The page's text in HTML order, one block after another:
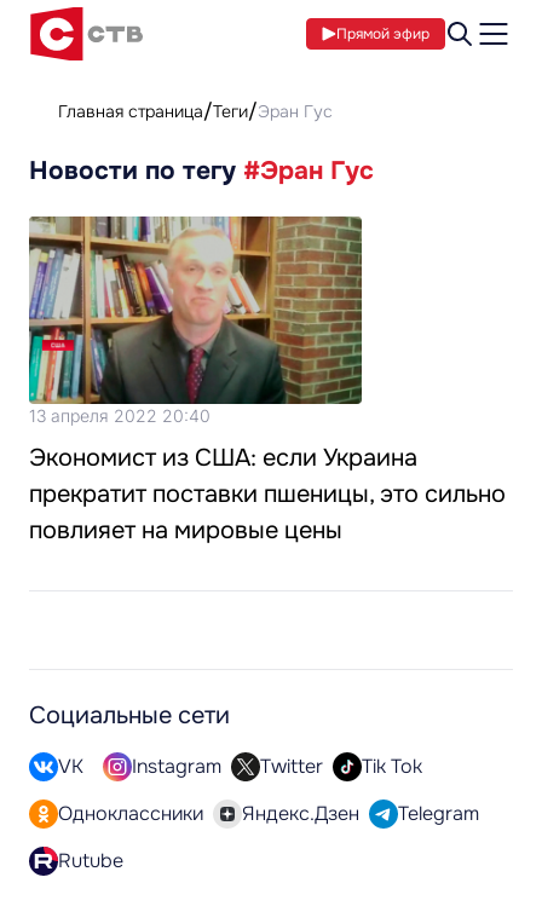
Прямой эфир
Главная страница Теги Эран Гус
Новости по тегу #Эран Гус
13 апреля 2022 20:40
Экономист из США: если Украина
прекратит поставки пшеницы, это сильно
повлияет на мировые цены
Социальные сети
VK Instagram Twitter
Tik Tok
Одноклассники
Яндекс.Дзен
Telegram
Rutube